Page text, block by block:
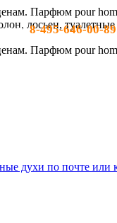
тел:8-495-646-00-89